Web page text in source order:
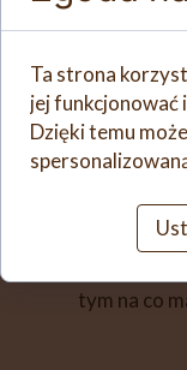
Do
jajko,
sól,
(ikona
naczynia,
objętości.
patelnię
tym na co
Ta strona
jej funkcjonować
Dzięki temu